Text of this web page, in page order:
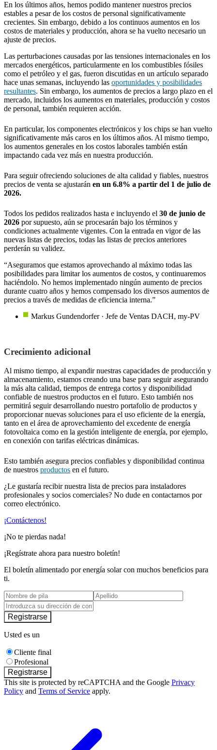
En los últimos años, hemos podido mantener nuestros precios
estables a pesar de los costos de personal significativamente
crecientes. Sin embargo, debido a los continuos aumentos en los
costos de materiales y producción, ahora se ha vuelto necesario un
ajuste de precios.
Las perturbaciones causadas por las tensiones internacionales en los
mercados energéticos, particularmente en los combustibles fósiles
como el petróleo y el gas, fueron discutidas en un artículo separado
hace unas semanas, incluyendo las oportunidades y posibilidades
resultantes. Sin embargo, los aumentos de precios a largo plazo en el
mercado, incluidos los aumentos en materiales, producción y costos
de personal, también requieren acción.
En particular, los componentes electrónicos y los chips se han vuelto
significativamente más caros en los últimos años. Al mismo tiempo,
los aumentos generales en los costos laborales también están
impactando cada vez más en nuestra producción.
Para seguir ofreciendo soluciones de alta calidad y fiables, nuestros
precios de venta se ajustarán en un 6.8% a partir del 1 de julio de
2026.
Todos los pedidos realizados hasta e incluyendo el 30 de junio de
2026 por supuesto, aún se procesarán bajo los términos y
condiciones actualmente vigentes. Con la entrada en vigor de las
nuevas listas de precios, todas las listas de precios anteriores
perderán su validez.
“Aseguramos que estamos aprovechando al máximo todas las
posibilidades para limitar los aumentos de costos, y continuaremos
haciéndolo. No hemos implementado ningún aumento de precios
durante cuatro años y hemos compensado los diversos aumentos de
precios a través de medidas de eficiencia interna.”
Markus Gundendorfer · Jefe de Ventas DACH, my-PV
Crecimiento adicional
Al mismo tiempo, al expandir nuestras capacidades de producción y
almacenamiento, estamos creando una base para seguir asegurando
la más alta calidad, tiempos de entrega cortos y disponibilidad
confiable de nuestros productos en el futuro. Esto también nos
permitirá seguir desarrollando nuestro portafolio de productos y
proporcionar nuevas soluciones para el uso eficiente de la energía,
tanto en el área de aprovechamiento del excedente de energía
fotovoltaica como en la gestión inteligente de energía, por ejemplo,
en conexión con tarifas eléctricas dinámicas.
Esto también asegura precios confiables y disponibilidad continua
de nuestros productos en el futuro.
¿Le gustaría recibir nuestra lista de precios para instaladores
profesionales y socios comerciales? No dude en contactarnos por
correo electrónico.
¡Contáctenos!
¡No te pierdas nada!
¡Regístrate ahora para nuestro boletín!
El boletín alimentado por energía solar con muchos beneficios para
ti.
Registrarse
Usted es un
Cliente final
Profesional
Registrarse
This site is protected by reCAPTCHA and the Google Privacy
Policy and Terms of Service apply.